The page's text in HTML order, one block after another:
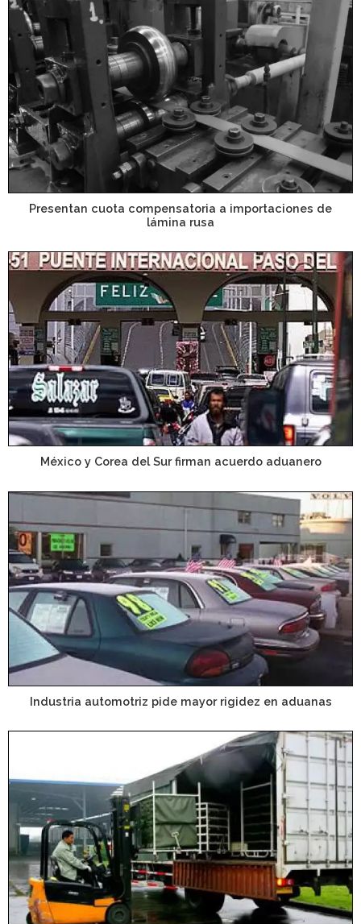
Presentan cuota compensatoria a importaciones de
lámina rusa
México y Corea del Sur firman acuerdo aduanero
Industria automotriz pide mayor rigidez en aduanas